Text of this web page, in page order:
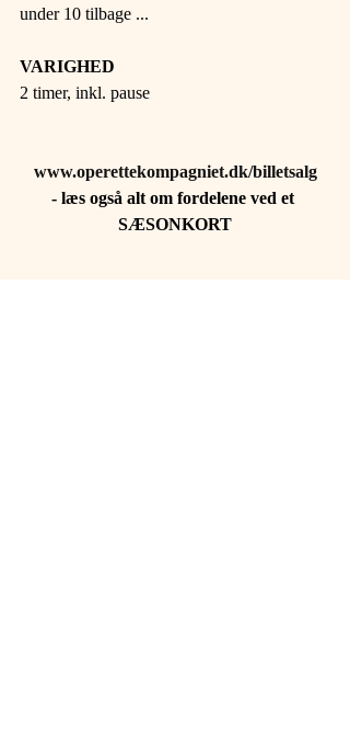
under 10 tilbage ...
VARIGHED
2 timer, inkl. pause
www.operettekompagniet.dk/billetsalg
- læs også alt om fordelene ved et
SÆSONKORT